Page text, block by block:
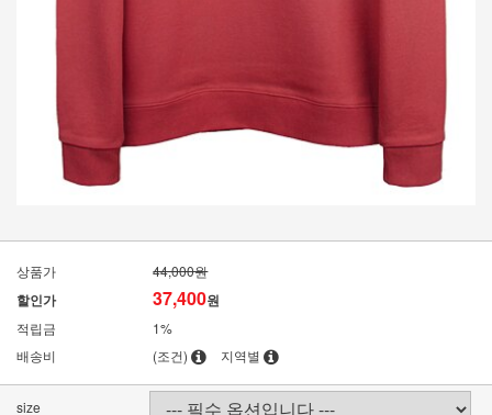
상품가 44,000원
할인가 37,400원
적립금
1%
배송비
(조건) 지역별
size